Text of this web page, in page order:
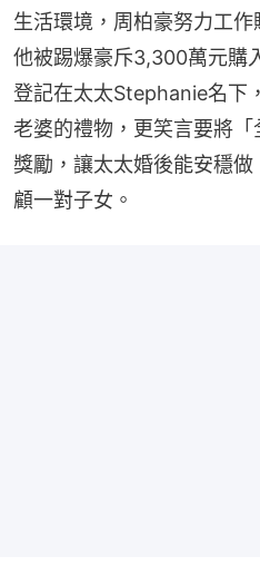
生活環境，周柏豪努力工作
他被踢爆豪斥3,300萬元購
登記在太太Stephanie名下
老婆的禮物，更笑言要將
獎勵，讓太太婚後能安穩
顧一對子女。